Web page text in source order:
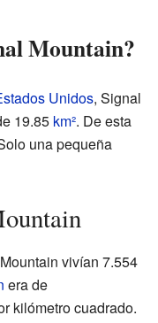
Mountain?
Unidos, Signal
19.85 km². De esta
una pequeña
vivían 7.554
era de
kilómetro cuadrado.